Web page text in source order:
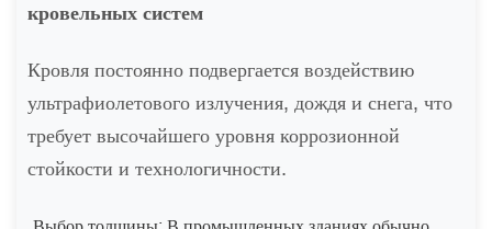
кровельных систем
Кровля постоянно подвергается воздействию
ультрафиолетового излучения, дождя и снега, что
требует высочайшего уровня коррозионной
стойкости и технологичности.